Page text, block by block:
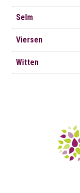
Selm
Viersen
Witten